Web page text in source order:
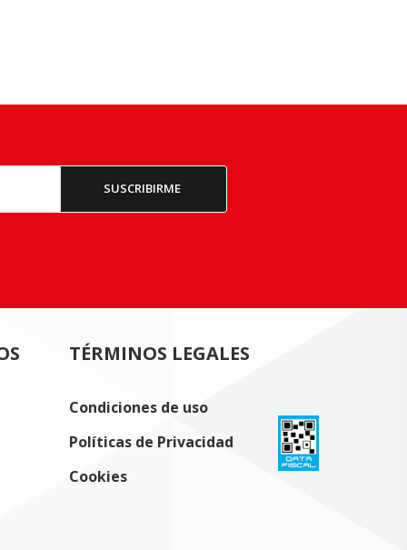
TÉRMINOS LEGALES
Condiciones de uso
Políticas de Privacidad
Cookies